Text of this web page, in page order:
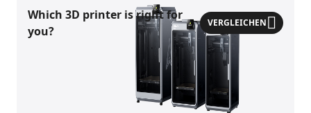
Which 3D printer is right for
you?
VERGLEICHEN